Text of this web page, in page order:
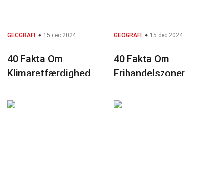
GEOGRAFI 15 dec 2024
40 Fakta Om
Klimaretfærdighed
GEOGRAFI 15 dec 2024
40 Fakta Om
Frihandelszoner